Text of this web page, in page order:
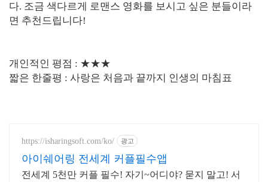
다. 조금 색다르게 로맨스 영화를 보시고 싶은 분들이라
면 추천드립니다!
개인적인 평점 : ★★★
짧은 한줄평 : 사랑은 처음과 끝까지 인생의 마침표
https://isharingsoft.com/ko/ 광고
아이쉐어링 전세계 커플필수앱
전세계 5천만 커플 필수! 자기~어디야? 묻지 말고! 서